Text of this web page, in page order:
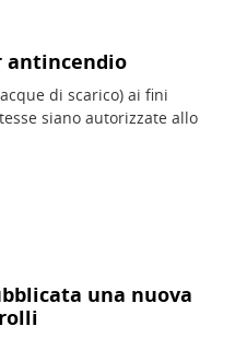
antincendio
di scarico) ai fini
siano autorizzate allo
una nuova